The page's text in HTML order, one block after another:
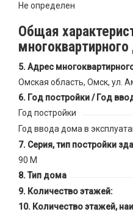
Не определен
Общая
Адрес
Омская область, Омск, ул.
Год постройки / Год
Год постройки
Год ввода дома в
Серия, тип постройки
90 М
Тип дома
Количество этажей:
Количество этажей,